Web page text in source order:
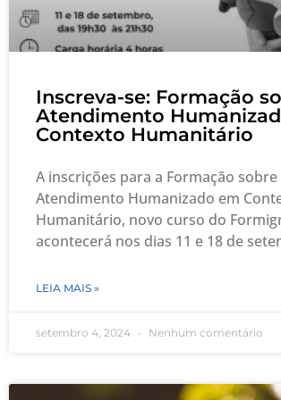
Inscreva-se: Formação
Atendimento
Contexto Humanitário
A inscrições para a Formação sobre
Atendimento Humanizado em
Humanitário, novo curso do
acontecerá nos dias 11 e 18 de
LEIA MAIS »
setembro 4, 2024 Nenhum comentário